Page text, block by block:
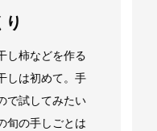
し柿などを作る
しは初めて。手
で試してみたい
旬の手しごとは